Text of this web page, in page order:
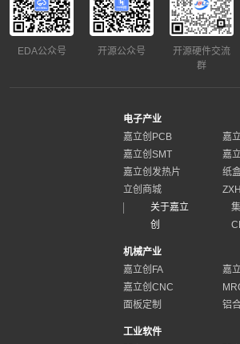
EDA公众号 开源公众号
开源硬件交流
群
电子产业
嘉立创PCB
嘉
嘉立创SMT
嘉
嘉立创发热片
纸
立创商城
关于嘉立
创
机械产业
嘉立创FA
嘉
嘉立创CNC
面板定制
铝
工业软件